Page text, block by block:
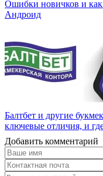
Ошибки новичков и как
Андроид
Балтбет и другие
ключевые отличия, и
Добавить комментарий